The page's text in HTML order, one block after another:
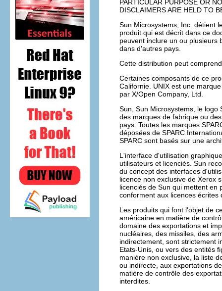
PARTICULAR PURPOSE OR
DISCLAIMERS ARE HELD TO
Sun Microsystems, Inc. détient
produit qui est décrit dans ce
peuvent inclure un ou plusieurs
dans d'autres pays.
Cette distribution peut
Certaines composants de ce
Californie. UNIX est une
par X/Open Company, Ltd.
Sun, Sun Microsystems, le logo
des marques de fabrique ou
pays. Toutes les marques
déposées de SPARC
SPARC sont basés sur une
L'interface d'utilisation
utilisateurs et licenciés. Sun
du concept des interfaces
licence non exclusive de Xerox
licenciés de Sun qui mettent en
conforment aux licences écrites
Les produits qui font l'objet de
américaine en matière de
domaine des exportations et
nucléaires, des missiles, des
indirectement, sont strictement
Etats-Unis, ou vers des entités
manière non exclusive, la liste
ou indirecte, aux exportations
matière de contrôle des
interdites.